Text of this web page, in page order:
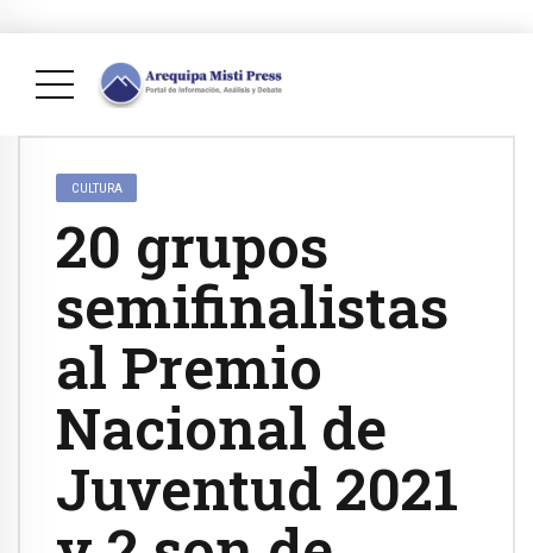
CULTURA
20 grupos
semifinalistas
al Premio
Nacional de
Juventud 2021